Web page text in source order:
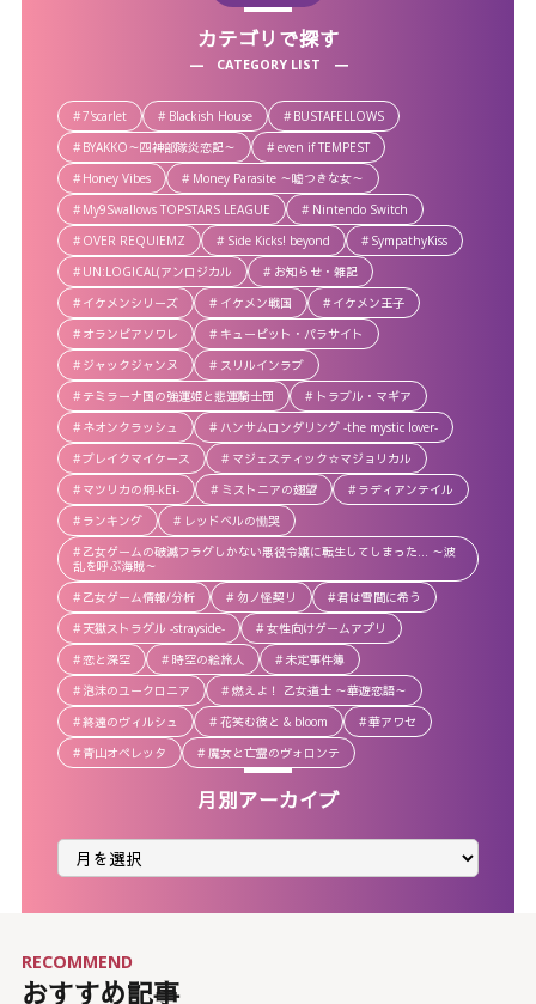
カテゴリで探す
CATEGORY LIST
7'scarlet Blackish House
BUSTAFELLOWS
BYAKKO～四神部隊炎恋記～
even if TEMPEST
Honey Vibes
Money Parasite ～嘘つきな女～
My9Swallows TOPSTARS LEAGUE
Nintendo Switch
OVER REQUIEMZ
Side Kicks! beyond
SympathyKiss
UN:LOGICAL(アンロジカル
お知らせ・雑記
イケメンシリーズ
イケメン戦国
イケメン王子
オランピアソワレ
キューピット・パラサイト
ジャックジャンヌ
スリルインラブ
テミラーナ国の強運姫と悲運騎士団
トラブル・マギア
ネオンクラッシュ
ハンサムロンダリング -the mystic lover-
ブレイクマイケース
マジェスティック☆マジョリカル
マツリカの炯-kEi-
ミストニアの翅望
ラディアンテイル
ランキング
レッドベルの慟哭
乙女ゲームの破滅フラグしかない悪役令嬢に転生してしまった… ～波
乱を呼ぶ海賊～
乙女ゲーム情報/分析
勿ノ怪契リ
君は雪間に希う
天獄ストラグル -strayside-
女性向けゲームアプリ
恋と深空
時空の絵旅人
未定事件簿
泡沫のユークロニア
燃えよ！ 乙女道士 ～華遊恋語～
終遠のヴィルシュ
花笑む彼と & bloom
華アワセ
青山オペレッタ
魔女と亡霊のヴォロンテ
月別アーカイブ
月
ア
カ
おすすめ記事
RECOMMEND